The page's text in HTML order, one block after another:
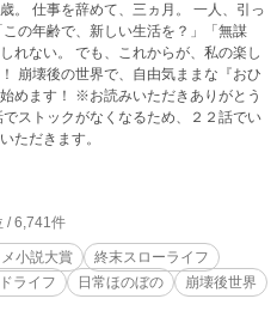
。 仕事を辞めて、三ヵ月。 一人、引っ
れない。 でも、これからが、私の楽し
ひ
ただきありがとう
ストックがなくなるため、２２話でい
ただきます。
/ 6,741件
小説大賞
終末スローライフ
ライフ 日常ほのぼの
崩壊後世界